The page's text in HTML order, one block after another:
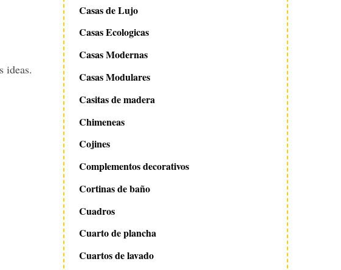
ideas.
Casas de Lujo
Casas Ecologicas
Casas Modernas
Casas Modulares
Casitas de madera
Chimeneas
Cojines
Complementos decorativos
Cortinas de baño
Cuadros
Cuarto de plancha
Cuartos de lavado